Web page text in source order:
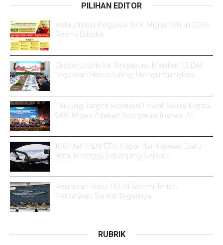
PILIHAN EDITOR
Rekrutmen Pegawai SKK Migas Tahun 2026
Resmi Dibuka
Ekspor Listrik ke Singapura, Menteri ESDM
Tegaskan Harus Saling Menguntungkan
Dukung Target Produksi Lewat Solusi Digital,
SKK Migas Adakan Kompetisi Inovasi AI
100 Hari PLN EPI, Capai Hari Operasi Batu
Bara Tertinggi Sepanjang Sejarah
Peraturan Baru TKDN Resmi Terbit,
Perhatikan Sanksi Tegasnya
RUBRIK